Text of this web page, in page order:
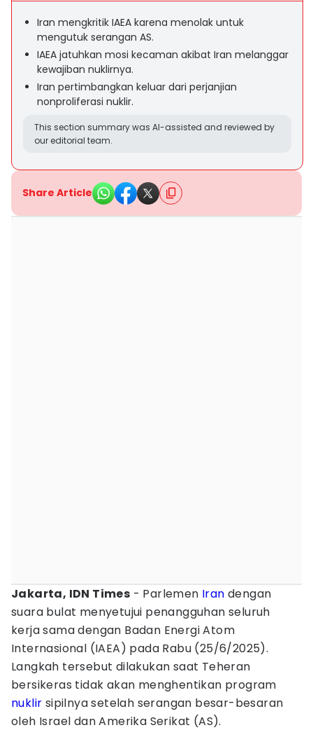
Iran mengkritik IAEA karena menolak untuk
mengutuk serangan AS.
IAEA jatuhkan mosi kecaman akibat Iran melanggar
kewajiban nuklirnya.
Iran pertimbangkan keluar dari perjanjian
nonproliferasi nuklir.
This section summary was AI-assisted and reviewed by
our editorial team.
Share Article
Jakarta, IDN Times - Parlemen Iran dengan
suara bulat menyetujui penangguhan seluruh
kerja sama dengan Badan Energi Atom
Internasional (IAEA) pada Rabu (25/6/2025).
Langkah tersebut dilakukan saat Teheran
bersikeras tidak akan menghentikan program
nuklir sipilnya setelah serangan besar-besaran
oleh Israel dan Amerika Serikat (AS).